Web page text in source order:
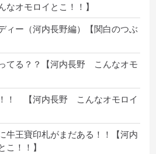
オモロイとこ！！】
ー（河内長野編）【関白のつぶ
てる？？【河内長野 こんなオモ
！ 【河内長野 こんなオモロイ
牛王寶印札がまだある！！【河内
！！】